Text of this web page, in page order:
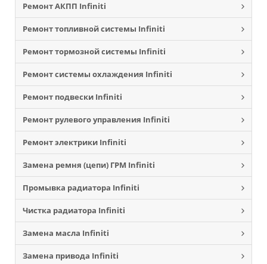
Ремонт АКПП Infiniti
Ремонт топливной системы Infiniti
Ремонт тормозной системы Infiniti
Ремонт системы охлаждения Infiniti
Ремонт подвески Infiniti
Ремонт рулевого управления Infiniti
Ремонт электрики Infiniti
Замена ремня (цепи) ГРМ Infiniti
Промывка радиатора Infiniti
Чистка радиатора Infiniti
Замена масла Infiniti
Замена привода Infiniti